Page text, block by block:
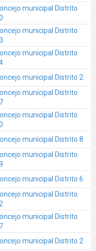
municipal Distrito
municipal Distrito
municipal Distrito
municipal Distrito 2
municipal Distrito
municipal Distrito
municipal Distrito 8
municipal Distrito
municipal Distrito 6
municipal Distrito
municipal Distrito
municipal Distrito 2